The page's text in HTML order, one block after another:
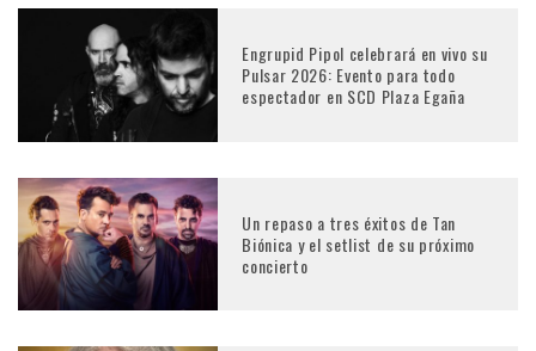
Engrupid Pipol celebrará en vivo su
Pulsar 2026: Evento para todo
espectador en SCD Plaza Egaña
Un repaso a tres éxitos de Tan
Biónica y el setlist de su próximo
concierto